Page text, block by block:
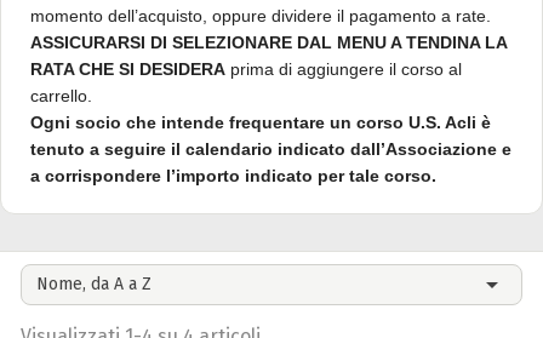
momento dell’acquisto, oppure dividere il pagamento a rate.
ASSICURARSI DI SELEZIONARE DAL MENU A TENDINA LA
RATA CHE SI DESIDERA prima di aggiungere il corso al
carrello.
Ogni socio che intende frequentare un corso U.S. Acli è
tenuto a seguire il calendario indicato dall’Associazione e
a corrispondere l’importo indicato per tale corso.
Nome, da A a Z 